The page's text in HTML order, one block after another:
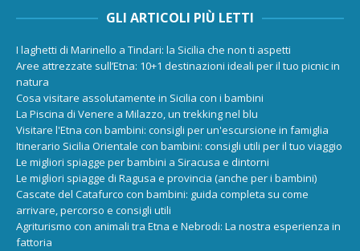
GLI ARTICOLI PIÙ LETTI
I laghetti di Marinello a Tindari: la Sicilia che non ti aspetti
Aree attrezzate sull’Etna: 10+1 destinazioni ideali per il tuo picnic in
natura
Cosa visitare assolutamente in Sicilia con i bambini
La Piscina di Venere a Milazzo, un trekking nel blu
Visitare l'Etna con bambini: consigli per un'escursione in famiglia
Itinerario Sicilia Orientale con bambini: consigli utili per il tuo viaggio
Le migliori spiagge per bambini a Siracusa e dintorni
Le migliori spiagge di Ragusa e provincia (anche per i bambini)
Cascate del Catafurco con bambini: guida completa su come
arrivare, percorso e consigli utili
Agriturismo con animali tra Etna e Nebrodi: La nostra esperienza in
fattoria